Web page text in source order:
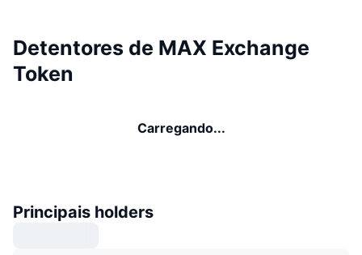
Detentores de MAX Exchange
Token
Carregando...
Principais holders